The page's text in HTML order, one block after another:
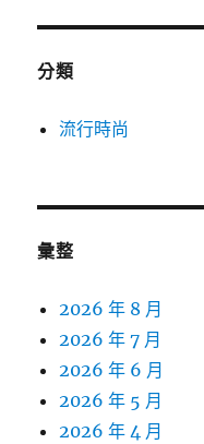
分類
流行時尚
彙整
2026 年 8 月
2026 年 7 月
2026 年 6 月
2026 年 5 月
2026 年 4 月